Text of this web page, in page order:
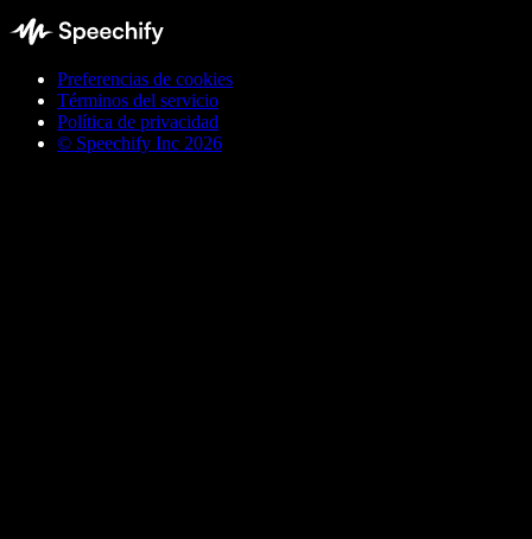
Preferencias de cookies
Términos del servicio
Política de privacidad
© Speechify Inc 2026